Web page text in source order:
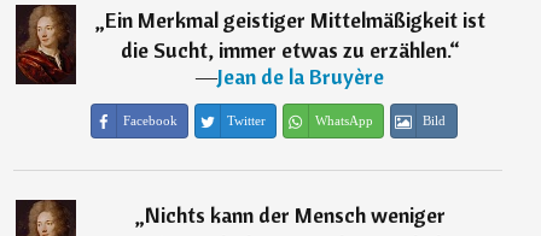
„Ein Merkmal geistiger Mittelmäßigkeit ist
die Sucht, immer etwas zu erzählen.“
―Jean de la Bruyère
Facebook Twitter WhatsApp Bild
„Nichts kann der Mensch weniger